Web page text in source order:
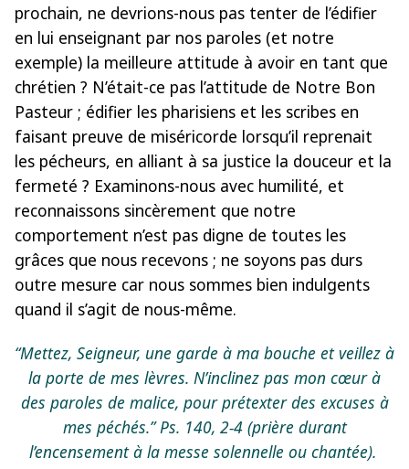
prochain, ne devrions-nous pas tenter de l’édifier
en lui enseignant par nos paroles (et notre
exemple) la meilleure attitude à avoir en tant que
chrétien ? N’était-ce pas l’attitude de Notre Bon
Pasteur ; édifier les pharisiens et les scribes en
faisant preuve de miséricorde lorsqu’il reprenait
les pécheurs, en alliant à sa justice la douceur et la
fermeté ? Examinons-nous avec humilité, et
reconnaissons sincèrement que notre
comportement n’est pas digne de toutes les
grâces que nous recevons ; ne soyons pas durs
outre mesure car nous sommes bien indulgents
quand il s’agit de nous-même.
“Mettez, Seigneur, une garde à ma bouche et veillez à
la porte de mes lèvres. N’inclinez pas mon cœur à
des paroles de malice, pour prétexter des excuses à
mes péchés.” Ps. 140, 2-4 (prière durant
l’encensement à la messe solennelle ou chantée).